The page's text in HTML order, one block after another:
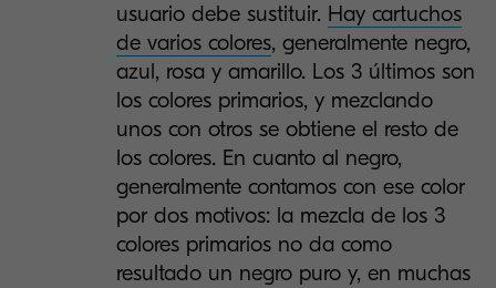
usuario debe sustituir. Hay cartuchos
de varios colores, generalmente negro,
azul, rosa y amarillo. Los 3 últimos son
los colores primarios, y mezclando
unos con otros se obtiene el resto de
los colores. En cuanto al negro,
generalmente contamos con ese color
por dos motivos: la mezcla de los 3
colores primarios no da como
resultado un negro puro y, en muchas